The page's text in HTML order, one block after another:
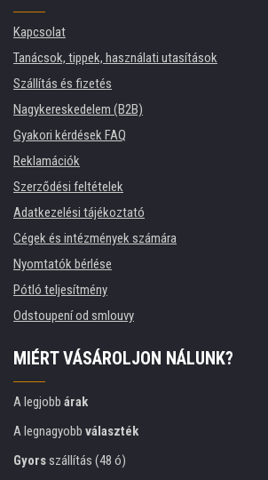
Kapcsolat
Tanácsok, tippek, használati utasítások
Szállítás és fizetés
Nagykereskedelem (B2B)
Gyakori kérdések FAQ
Reklamációk
Szerződési feltételek
Adatkezelési tájékoztató
Cégek és intézmények számára
Nyomtatók bérlése
Pótló teljesítmény
Odstoupení od smlouvy
MIÉRT VÁSÁROLJON NÁLUNK?
A legjobb árak
A legnagyobb választék
Gyorsszállítás (48 ó)